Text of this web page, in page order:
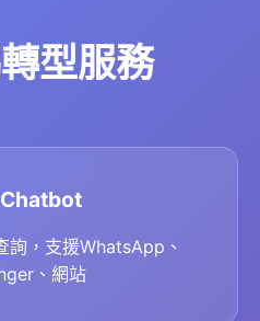
型服務
Chatbot
詢，支援WhatsApp、
、網站